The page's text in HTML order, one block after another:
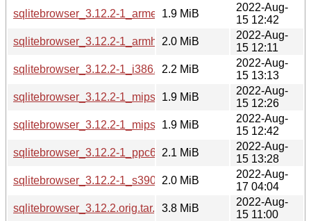
sqlitebrowser_3.12.2-1_armel.deb1.9 MiB
2022-Aug-
15 12:42
sqlitebrowser_3.12.2-1_armhf.deb2.0 MiB
2022-Aug-
15 12:11
sqlitebrowser_3.12.2-1_i386.deb2.2 MiB
2022-Aug-
15 13:13
sqlitebrowser_3.12.2-1_mips64el.deb
1.9 MiB
2022-Aug-
15 12:26
sqlitebrowser_3.12.2-1_mipsel.deb
1.9 MiB
2022-Aug-
15 12:42
sqlitebrowser_3.12.2-1_ppc64el.deb
2.1 MiB
2022-Aug-
15 13:28
sqlitebrowser_3.12.2-1_s390x.deb
2.0 MiB
2022-Aug-
17 04:04
sqlitebrowser_3.12.2.orig.tar.gz3.8 MiB
2022-Aug-
15 11:00